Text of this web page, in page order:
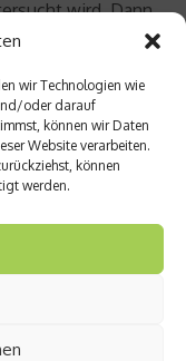
wir Technologien wie
oder darauf
können wir Daten
Website verarbeiten.
können
werden.
wird. Dann